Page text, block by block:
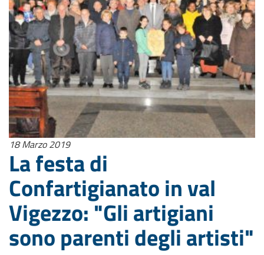
18 Marzo 2019
La festa di
Confartigianato in val
Vigezzo: "Gli artigiani
sono parenti degli artisti"